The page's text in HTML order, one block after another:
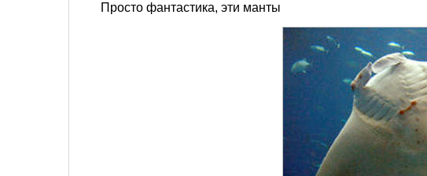
Просто фантастика, эти манты